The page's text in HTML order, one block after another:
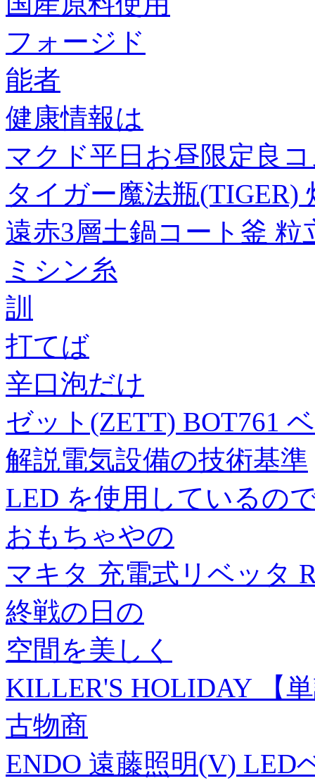
フォージド
能者
健康情報は
マクド平日お昼限定良
タイガー魔法瓶(TIGER)
遠赤3層土鍋コート釜 粒
ミシン糸
訓
打てば
辛口泡だけ
ゼット(ZETT) BOT761
解説電気設備の技術基準
LED を使用しているの
おもちゃやの
マキタ 充電式リベッタ
終戦の日の
空間を美しく
KILLER'S HOLIDAY 【
古物商
ENDO 遠藤照明(V) LED